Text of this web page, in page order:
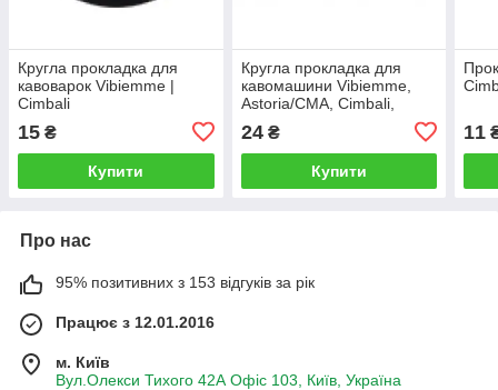
Кругла прокладка для
кавоварок Vibiemme |
Cimbali
15 ₴
Купити
Кругла прокладка для
кавомашини Vibiemme,
Astoria/CMA, Cimbali,
Faema, La Spaziale, Wega,
Aurora-Brugnet
24₴
Купити
11
Про нас
95% позитивних з 153 відгуків за рік
Працює з 12.01.2016
м. Київ
Вул.Олекси Тихого 42А Офіс 103, Київ, Україна